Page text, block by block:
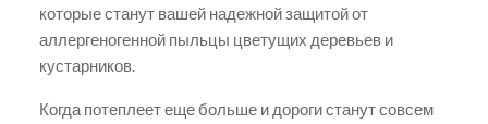
которые станут вашей надежной защитой от
аллергеногенной пыльцы цветущих деревьев и
кустарников.
Когда потеплеет еще больше и дороги станут совсем